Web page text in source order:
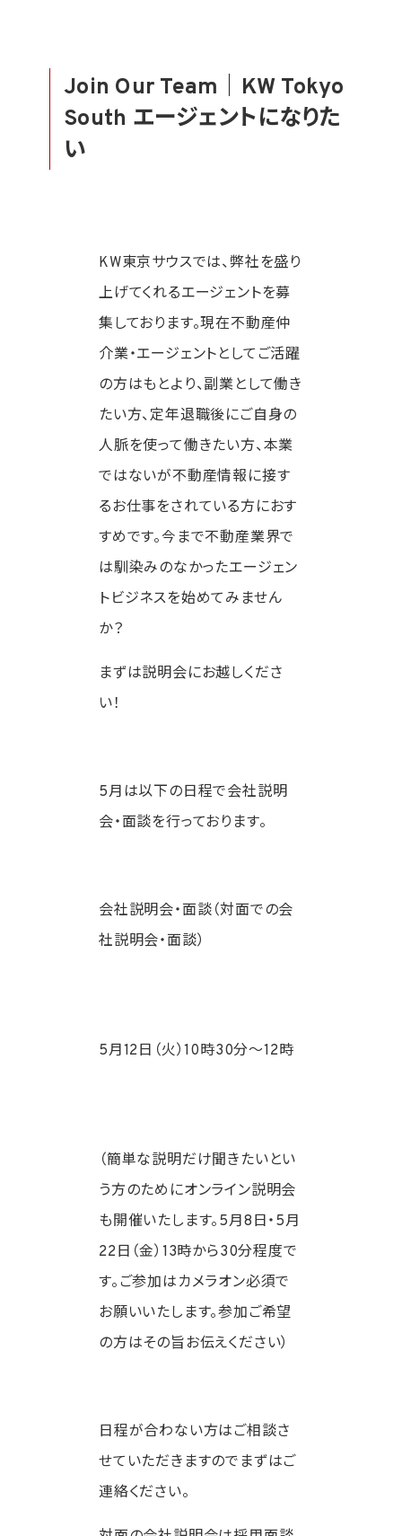
Join Our Team｜KW Tokyo
South エージェントになりた
い
KW東京サウスでは、弊社を盛り
上げてくれるエージェントを募
集しております。現在不動産仲
介業・エージェントとしてご活躍
の方はもとより、副業として働き
たい方、定年退職後にご自身の
人脈を使って働きたい方、本業
ではないが不動産情報に接す
るお仕事をされている方におす
すめです。今まで不動産業界で
は馴染みのなかったエージェン
トビジネスを始めてみません
か？
まずは説明会にお越しくださ
い！
5月は以下の日程で会社説明
会・面談を行っております。
会社説明会・面談（対面での会
社説明会・面談）
5月12日（火）10時30分～12時
（簡単な説明だけ聞きたいとい
う方のためにオンライン説明会
も開催いたします。5月8日・5月
22日 （金）13時から30分程度で
す。ご参加はカメラオン必須で
お願いいたします。参加ご希望
の方はその旨お伝えください）
日程が合わない方はご相談さ
せていただきますのでまずはご
連絡ください。